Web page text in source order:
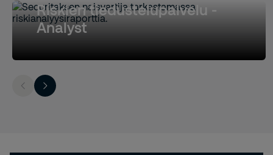
Riskien tiedustelupalvelu -
Analyst